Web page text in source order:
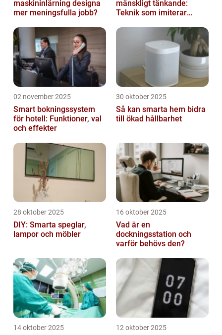
maskininlärning designa
mer meningsfulla jobb?
mänskligt tänkande:
Teknik som imiterar
02 november 2025
Smart bokningssystem
för hotell: Funktioner, val
och effekter
30 oktober 2025
Så kan smarta hem bidra
till ökad hållbarhet
28 oktober 2025
DIY: Smarta speglar,
lampor och möbler
16 oktober 2025
Vad är en
dockningsstation och
varför behövs den?
14 oktober 2025 12 oktober 2025